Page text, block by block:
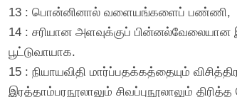
13 : பொன்னினால் வளையங்களைப் பண்ணி,
14 : சரியான அளவுக்குப்
பூட்டுவாயாக.
15 : நியாயவிதி மார்ப்பதக்கத்தையும்
இரத்தாம்பரநூலாலும் சிவப்புநூலாலும்